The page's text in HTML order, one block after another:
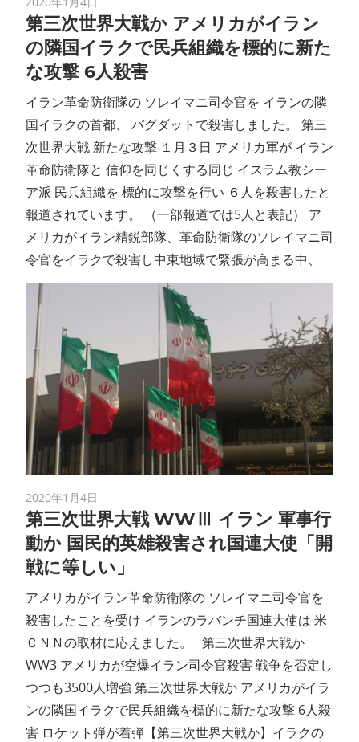
第三次世界大戦か アメリカがイラン
の隣国イラクで民兵組織を標的に新た
な攻撃 6人殺害
イラン革命防衛隊の ソレイマニ司令官を イランの隣
国イラクの首都、 バグダットで殺害しました。 第三
次世界大戦 新たな攻撃 １月３日 アメリカ軍が イラン
革命防衛隊と 信仰を同じくする同じ イスラム教シー
ア派 民兵組織を 標的に攻撃を行い ６人を殺害したと
報道されています。 （一部報道では5人と表記） ア
メリカがイラン精鋭部隊、革命防衛隊のソレイマニ司
令官をイラクで殺害し中東地域で緊張が高まる中、
2020年1月4日
第三次世界大戦 WWⅢ イラン 軍事行
動か 国民的英雄殺害され国連大使「開
戦に等しい」
アメリカがイラン革命防衛隊の ソレイマニ司令官を
殺害したことを受け イランのラバンチ国連大使は 米
ＣＮＮの取材に応えました。 第三次世界大戦か
WW3 アメリカが空爆イラン司令官殺害 戦争を否定し
つつも3500人増強 第三次世界大戦か アメリカがイラ
ンの隣国イラクで民兵組織を標的に新たな攻撃 6人殺
害 ロケット弾が着弾【第三次世界大戦か】イラクの